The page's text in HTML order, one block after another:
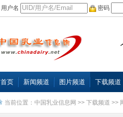
用户名 密码
首页 新闻频道 图片频道 下载频道
当前位置： 中国乳业信息网 >> 下载频道 >>